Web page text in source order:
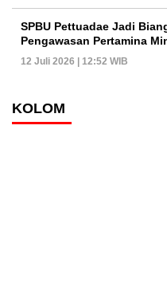
SPBU Pettuadae Jadi
Pengawasan Pertamina
12 Juli 2026 | 12:52 WIB
KOLOM